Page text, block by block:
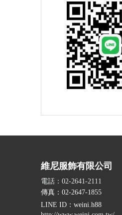
維尼服飾有限公司
電話：02-2641-2111
傳真：02-2647-1855
LINE ID ：weini.h88